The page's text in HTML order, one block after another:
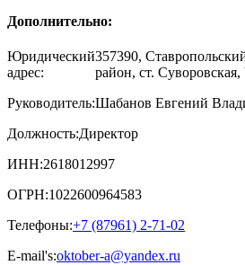
Дополнительно:
Юридический
адрес:
357390,
район, ст.
Руководитель:Шабанов Евгений
Должность:Директор
ИНН:2618012997
ОГРН:1022600964583
Телефоны:+7 (87961) 2-71-02
E-mail's:oktober-a@yandex.ru